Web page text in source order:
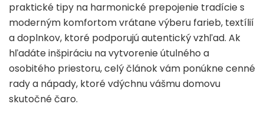
praktické tipy na harmonické prepojenie tradície s
moderným komfortom vrátane výberu farieb, textílií
a doplnkov, ktoré podporujú autentický vzhľad. Ak
hľadáte inšpiráciu na vytvorenie útulného a
osobitého priestoru, celý článok vám ponúkne cenné
rady a nápady, ktoré vdýchnu vášmu domovu
skutočné čaro.